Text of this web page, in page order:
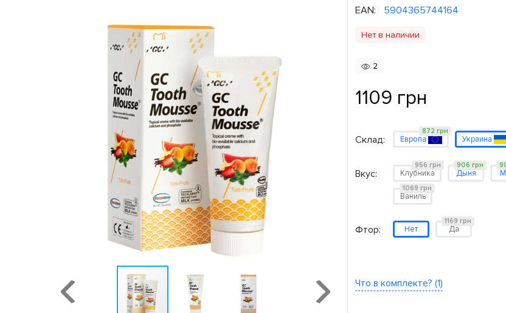
EAN:
5904365744164
Нет в наличии
2
1109 грн
Склад: Европа
872 грн
Украина
Вкус: Клубника
956 грн
Дыня
906 грн
Ваниль
1069 грн
Фтор: Нет Да
1169 грн
Что в комплекте? (1)